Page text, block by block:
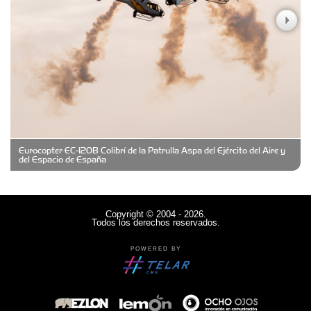
Casa Berta
Clima Castelar
CONSERVAS YAMASIRO
Cubanico´s - Cubanitos Rellenos!
Denisi Market
Deutsche Schule Hurlingham
Eurocopter EC-120B Colibrí de la Patrulla Aspa del Ejército del Aire y
del Espacio de España
Copyright © 2004 - 2026.
Todos los derechos reservados.
POWERED BY